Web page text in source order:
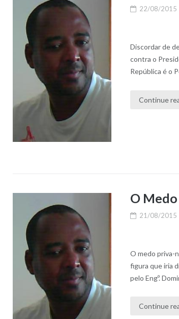
22/08/2015
Discordar de
contra o
República é o
Continue
O
21/08/2015
O medo priva-
figura que iria
pelo Engº.
Continue